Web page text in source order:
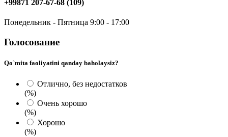
+99871 207-67-68 (109)
Понедельник - Пятница 9:00 - 17:00
Голосование
Qo`mita faoliyatini qanday baholaysiz?
Отлично, без недостатков
(%)
Очень хорошо
(%)
Хорошо
(%)